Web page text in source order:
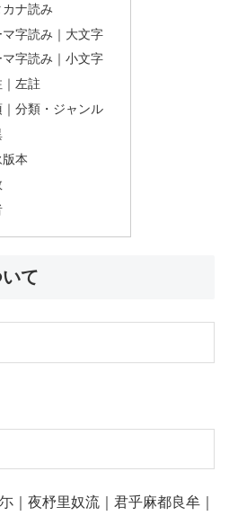
カナ読み
マ字読み｜大文字
マ字読み｜小文字
左註
｜分類・ジャンル
本
て
｜夜杼里奴流｜君乎麻都良牟｜